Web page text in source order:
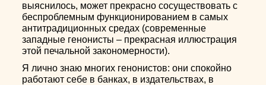
выяснилось, может прекрасно сосуществовать с
беспроблемным функционированием в самых
антитрадиционных средах (современные
западные генонисты – прекрасная иллюстрация
этой печальной закономерности).
Я лично знаю многих генонистов: они спокойно
работают себе в банках, в издательствах, в